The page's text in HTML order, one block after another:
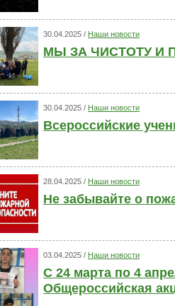
30.04.2025 / Наши новости
МЫ ЗА ЧИСТОТУ И
30.04.2025 / Наши новости
Всероссийские
28.04.2025 / Наши новости
Не забывайте о
03.04.2025 / Наши новости
С 24 марта по 4
Общероссийская